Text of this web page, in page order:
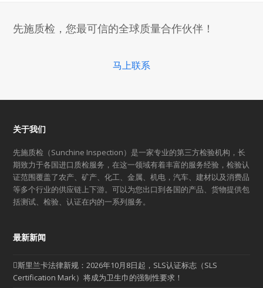
先施质检，您最可信的全球质量合作伙伴！
马上联系
关于我们
先施质检（Sunchine Inspection）是一家专业的第三方检验机构，长
期致力于各国进口质检服务，在这一领域有着丰富的服务经验，检验认
证范围覆盖了农产、矿产、化工、金属、机电，汽车、建材以及消费品
等多个行业的供应链上下游。可以为您出口到各国的产品、货物提供包
括测试、检验、认证在内的一系列服务。
最新新闻
斯里兰卡法律新规：2026年10月8日起，SLS认证标志（SLS
Certification Mark）将成为卫生巾的强制性要求！